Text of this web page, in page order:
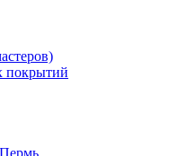
покрытий